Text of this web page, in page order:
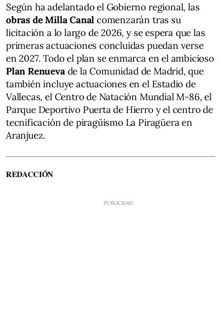
Según ha adelantado el Gobierno regional, las
obras de Milla Canal comenzarán tras su
licitación a lo largo de 2026, y se espera que las
primeras actuaciones concluidas puedan verse
en 2027. Todo el plan se enmarca en el ambicioso
Plan Renuevade la Comunidad de Madrid, que
también incluye actuaciones en el Estadio de
Vallecas, el Centro de Natación Mundial M-86, el
Parque Deportivo Puerta de Hierro y el centro de
tecnificación de piragüismo La Piragüera en
Aranjuez.
REDACCIÓN